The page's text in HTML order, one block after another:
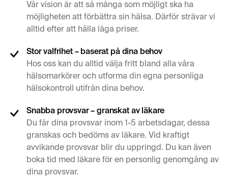
Vår vision är att så många som möjligt ska ha
möjligheten att förbättra sin hälsa. Därför strävar vi
alltid efter att hålla låga priser.
Stor valfrihet – baserat på dina behov
Hos oss kan du alltid välja fritt bland alla våra
hälsomarkörer och utforma din egna personliga
hälsokontroll utifrån dina behov.
Snabba provsvar – granskat av läkare
Du får dina provsvar inom 1-5 arbetsdagar, dessa
granskas och bedöms av läkare. Vid kraftigt
avvikande provsvar blir du uppringd. Du kan även
boka tid med läkare för en personlig genomgång av
dina provsvar.